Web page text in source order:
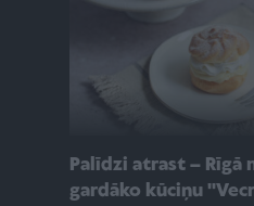
Palīdzi atrast – Rīgā
gardāko kūciņu